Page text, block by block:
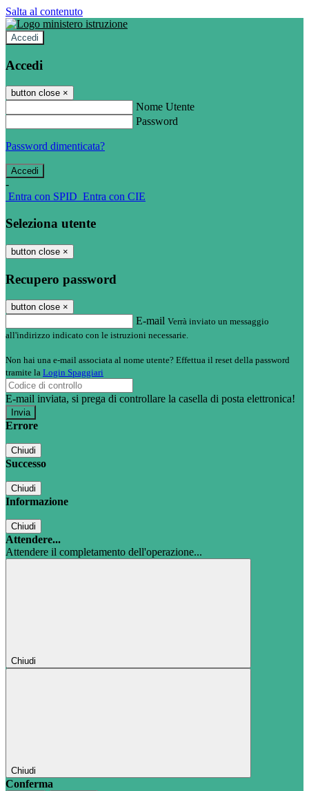
Salta al contenuto
Accedi
Accedi
button close ×
Nome Utente
Password
Password dimenticata?
-
Entra con SPID Entra con CIE
Seleziona utente
button close ×
Recupero password
button close ×
E-mail Verrà inviato un messaggio
all'indirizzo indicato con le istruzioni necessarie.
Non hai una e-mail associata al nome utente? Effettua il reset della password
tramite la Login Spaggiari
E-mail inviata, si prega di controllare la casella di posta elettronica!
Errore
Chiudi
Successo
Chiudi
Informazione
Chiudi
Attendere...
Attendere il completamento dell'operazione...
Chiudi
Chiudi
Conferma